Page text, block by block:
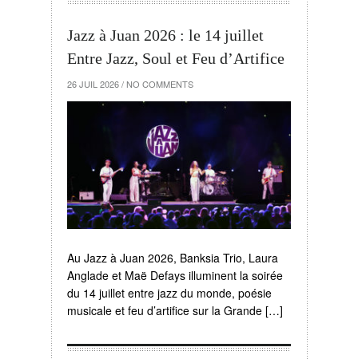
Jazz à Juan 2026 : le 14 juillet
Entre Jazz, Soul et Feu d’Artifice
26 JUIL 2026 / NO COMMENTS
Au Jazz à Juan 2026, Banksia Trio, Laura
Anglade et Maë Defays illuminent la soirée
du 14 juillet entre jazz du monde, poésie
musicale et feu d’artifice sur la Grande […]